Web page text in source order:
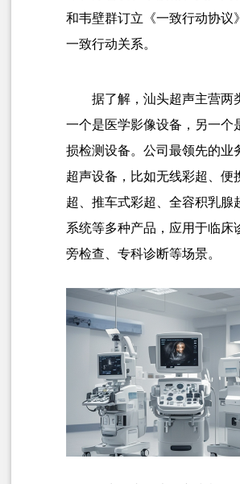
和韦壁群订立《一致行动协议
一致行动关系。
据了解，汕头超声主营两
一个是医学影像设备，另一个
损检测设备。公司最领先的业
超声设备，比如无线彩超、便
超、推车式彩超、全容积乳腺
系统等多种产品，应用于临床
旁检查、专科诊断等场景。